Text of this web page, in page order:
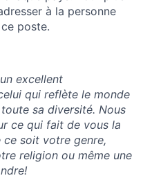
à la personne
poste.
excellent
qui reflète le monde
sa diversité. Nous
ce qui fait de vous la
ce soit votre genre,
religion ou même une